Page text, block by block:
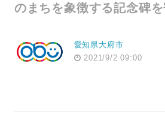
のまちを象徴する記念碑
愛知県大府市
2021/9/2 09:00